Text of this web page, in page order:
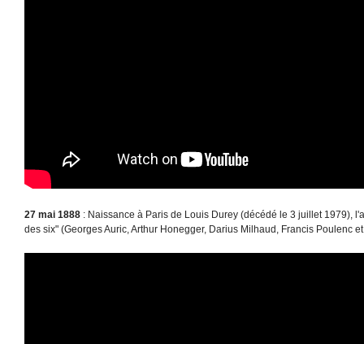
27 mai 1888 : Naissance à Paris de Louis Durey (décédé le 3 juillet 1979),
des six" (Georges Auric, Arthur Honegger, Darius Milhaud, Francis Poulenc